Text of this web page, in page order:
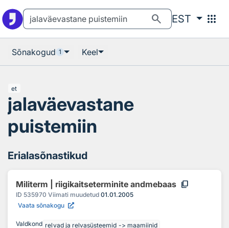
search EST apps
Sõnakogud 1 Keel
et
jalaväevastane
puistemiin
Erialasõnastikud
Militerm | riigikaitseterminite andmebaas content_copy
ID 535970 Viimati muudetud 01.01.2005
Vaata sõnakogu
Valdkond relvad ja relvasüsteemid -> maamiinid